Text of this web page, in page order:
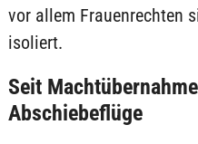
vor allem Frauenrechten
isoliert.
Seit
Abschiebeflüge